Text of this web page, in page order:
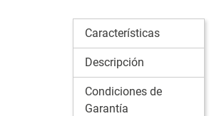
Características
Descripción
Condiciones de
Garantía